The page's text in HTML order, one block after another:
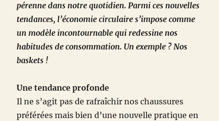
pérenne dans notre quotidien. Parmi ces nouvelles
tendances, l’économie circulaire s’impose comme
un modèle incontournable qui redessine nos
habitudes de consommation. Un exemple ? Nos
baskets !
Une tendance profonde
Il ne s’agit pas de rafraîchir nos chaussures
préférées mais bien d’une nouvelle pratique en